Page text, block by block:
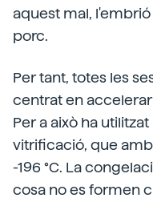
aquest mal,
porc.
Per tant, totes les
centrat en
Per a això ha
vitrificació, que
-196 °C. La
cosa no es formen